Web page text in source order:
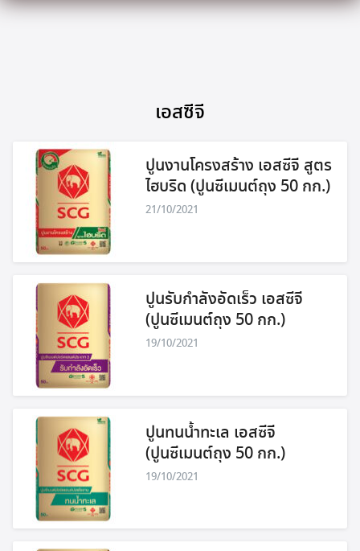
Skip
เอสซีจี
ปูนงานโครงสร้าง เอสซีจี สูตร
ไฮบริด (ปูนซีเมนต์ถุง 50 กก.)
21/10/2021
ปูนรับกำลังอัดเร็ว เอสซีจี
(ปูนซีเมนต์ถุง 50 กก.)
19/10/2021
ปูนทนน้ำทะเล เอสซีจี
(ปูนซีเมนต์ถุง 50 กก.)
19/10/2021